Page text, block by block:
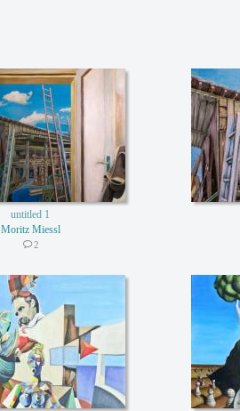
untitled 1
Moritz Miessl
2